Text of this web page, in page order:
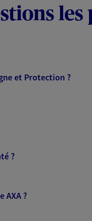
et Protection ?
?
AXA ?